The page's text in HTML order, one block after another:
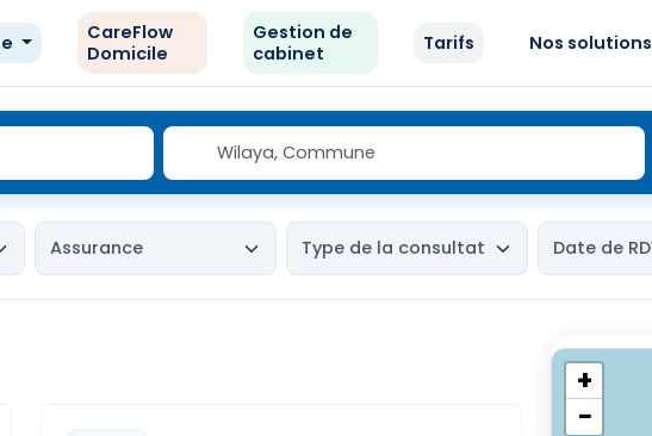
CareFlow
Domicile
Gestion de
cabinet
Tarifs Nos solutions
+
−